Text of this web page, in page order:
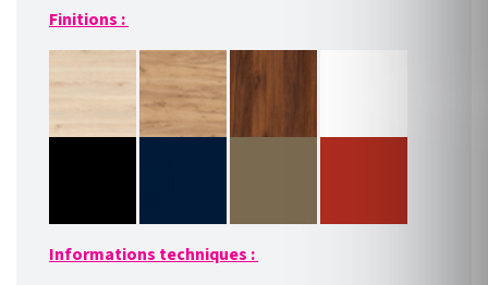
Finitions :
Informations techniques :